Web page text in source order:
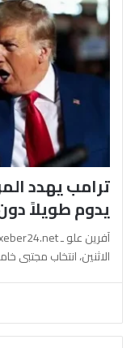
ترامب يهدد
يدوم طويلاً
الاثنين، انتخاب مجتبى